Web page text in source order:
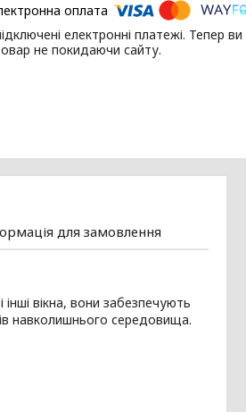
електронні платежі. Тепер
не покидаючи сайту.
для замовлення
вікна, вони забезпечують
навколишнього середовища.